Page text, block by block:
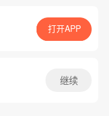
App免费看
打开APP
继续